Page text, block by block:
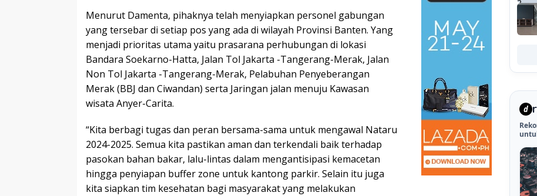
Menurut Damenta, pihaknya telah menyiapkan personel gabungan
yang tersebar di setiap pos yang ada di wilayah Provinsi Banten. Yang
menjadi prioritas utama yaitu prasarana perhubungan di lokasi
Bandara Soekarno-Hatta, Jalan Tol Jakarta -Tangerang-Merak, Jalan
Non Tol Jakarta -Tangerang-Merak, Pelabuhan Penyeberangan
Merak (BBJ dan Ciwandan) serta Jaringan jalan menuju Kawasan
wisata Anyer-Carita.
“Kita berbagi tugas dan peran bersama-sama untuk mengawal Nataru
2024-2025. Semua kita pastikan aman dan terkendali baik terhadap
pasokan bahan bakar, lalu-lintas dalam mengantisipasi kemacetan
hingga penyiapan buffer zone untuk kantong parkir. Selain itu juga
kita siapkan tim kesehatan bagi masyarakat yang melakukan
d